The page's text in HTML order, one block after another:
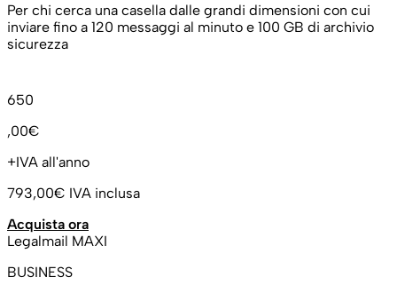
Per chi cerca una casella dalle grandi dimensioni con cui
inviare fino a 120 messaggi al minuto e 100 GB di archivio
sicurezza
650
,00€
+IVA all'anno
793,00€ IVA inclusa
Acquista ora
Legalmail MAXI
BUSINESS